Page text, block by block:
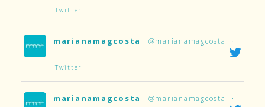
Twitter
marianamagcosta @marianamagcosta ·
Twitter
marianamagcosta @marianamagcosta ·